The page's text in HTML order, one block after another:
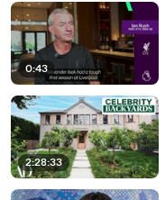
0:43
2:28:33